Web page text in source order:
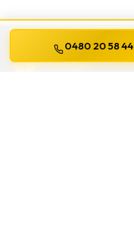
WILLEMS
0480 20 58 44